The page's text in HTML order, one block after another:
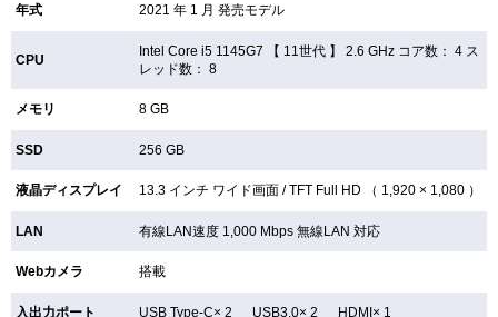
年式 2021 年 1 月 発売モデル
CPU
Intel Core i5 1145G7 【 11世代 】 2.6 GHz コア数： 4 ス
レッド数： 8
メモリ 8 GB
SSD 256 GB
液晶ディスプレイ 13.3 インチ ワイド画面 /TFT Full HD （ 1,920 × 1,080 ）
LAN 有線LAN速度 1,000 Mbps 無線LAN対応
Webカメラ 搭載
入出力ポート USB Type-C× 2 USB3.0× 2 HDMI× 1